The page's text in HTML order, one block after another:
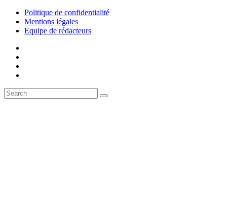
Politique de confidentialité
Mentions légales
Equipe de rédacteurs